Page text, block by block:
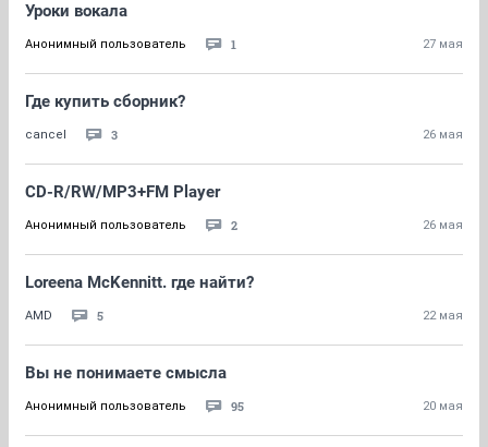
Уроки вокала
Анонимный пользователь 1 27 мая
Где купить сборник?
cancel 3 26 мая
CD-R/RW/MP3+FM Player
Анонимный пользователь 2 26 мая
Loreena McKennitt. где найти?
AMD 5 22 мая
Вы не понимаете смысла
Анонимный пользователь 95 20 мая